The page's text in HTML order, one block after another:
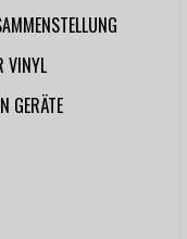
VINYL
GERÄTE